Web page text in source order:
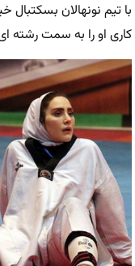
با تیم نونهالان بسکتبال
کاری او را به سمت رشته